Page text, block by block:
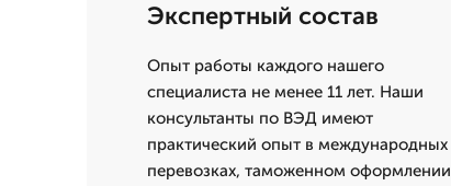
Экспертный состав
Опыт работы каждого нашего
специалиста не менее 11 лет. Наши
консультанты по ВЭД имеют
практический опыт в международных
перевозках, таможенном оформлении